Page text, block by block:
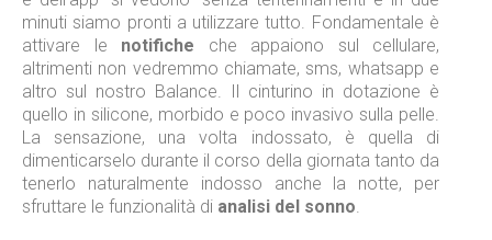
minuti siamo pronti a utilizzare tutto. Fondamentale è
attivare le notifiche che appaiono sul cellulare,
altrimenti non vedremmo chiamate, sms, whatsapp e
altro sul nostro Balance. Il cinturino in dotazione è
quello in silicone, morbido e poco invasivo sulla pelle.
La sensazione, una volta indossato, è quella di
dimenticarselo durante il corso della giornata tanto da
tenerlo naturalmente indosso anche la notte, per
sfruttare le funzionalità di analisi del sonno